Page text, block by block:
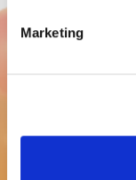
Marketing